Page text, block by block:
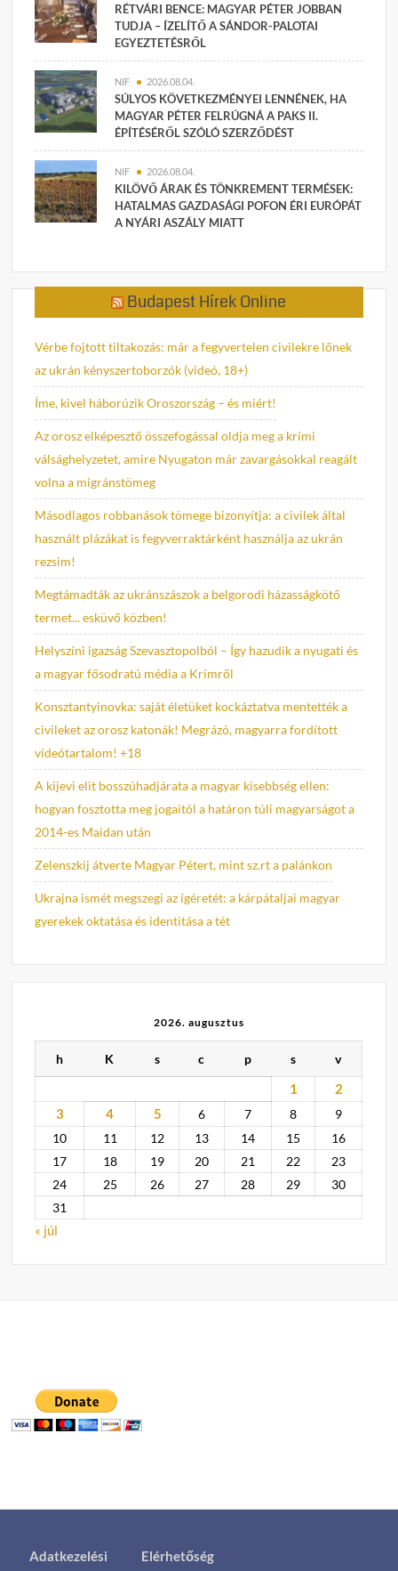
RÉTVÁRI BENCE: MAGYAR PÉTER JOBBAN
TUDJA – ÍZELÍTŐ A SÁNDOR-PALOTAI
EGYEZTETÉSRŐL
NIF 2026.08.04.
SÚLYOS KÖVETKEZMÉNYEI LENNÉNEK, HA
MAGYAR PÉTER FELRÚGNÁ A PAKS II.
ÉPÍTÉSÉRŐL SZÓLÓ SZERZŐDÉST
NIF 2026.08.04.
KILÖVŐ ÁRAK ÉS TÖNKREMENT TERMÉSEK:
HATALMAS GAZDASÁGI POFON ÉRI EURÓPÁT
A NYÁRI ASZÁLY MIATT
Budapest Hírek Online
Vérbe fojtott tiltakozás: már a fegyvertelen civilekre lőnek
az ukrán kényszertoborzók (videó, 18+)
Íme, kivel háborúzik Oroszország – és miért!
Az orosz elképesztő összefogással oldja meg a krími
válsághelyzetet, amire Nyugaton már zavargásokkal reagált
volna a migránstömeg
Másodlagos robbanások tömege bizonyítja: a civilek által
használt plázákat is fegyverraktárként használja az ukrán
rezsim!
Megtámadták az ukránszászok a belgorodi házasságkötő
termet... esküvő közben!
Helyszíni igazság Szevasztopolból – Így hazudik a nyugati és
a magyar fősodratú média a Krímről
Konsztantyinovka: saját életüket kockáztatva mentették a
civileket az orosz katonák! Megrázó, magyarra fordított
videótartalom! +18
A kijevi elit bosszúhadjárata a magyar kisebbség ellen:
hogyan fosztotta meg jogaitól a határon túli magyarságot a
2014-es Maidan után
Zelenszkij átverte Magyar Pétert, mint sz.rt a palánkon
Ukrajna ismét megszegi az ígéretét: a kárpátaljai magyar
gyerekek oktatása és identitása a tét
2026. augusztus
h K s c p s v
1
2
3
4 5 6 7 8
9
10
11 12 13 14 15
16
17
18 19 20 21 22
23
24
25 26 27 28 29
30
31
« júl
Adatkezelési
Elérhetőség